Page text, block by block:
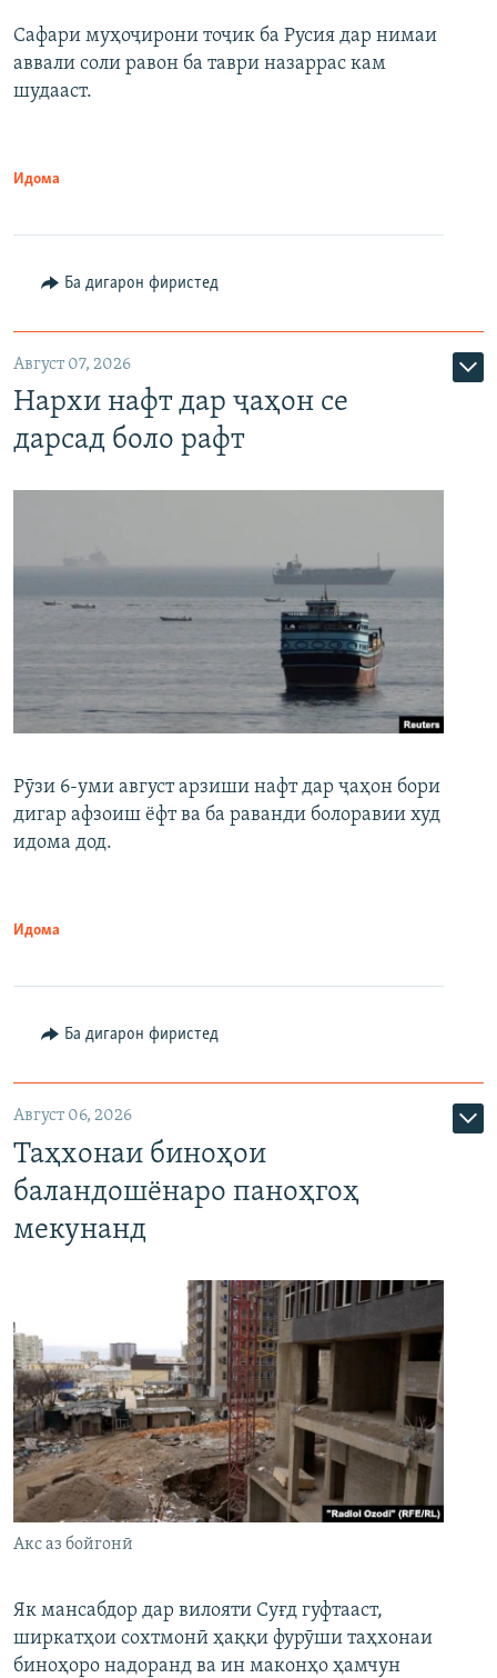
Сафари муҳоҷирони тоҷик ба Русия дар нимаи
аввали соли равон ба таври назаррас кам
шудааст.
Идома
Ба дигарон фиристед
Август 07, 2026
Нархи нафт дар ҷаҳон се
дарсад боло рафт
Рӯзи 6-уми август арзиши нафт дар ҷаҳон бори
дигар афзоиш ёфт ва ба раванди болоравии худ
идома дод.
Идома
Ба дигарон фиристед
Август 06, 2026
Таҳхонаи биноҳои
баландошёнаро паноҳгоҳ
мекунанд
Акс аз бойгонӣ
Як мансабдор дар вилояти Суғд гуфтааст,
ширкатҳои сохтмонӣ ҳаққи фурӯши таҳхонаи
биноҳоро надоранд ва ин маконҳо ҳамчун